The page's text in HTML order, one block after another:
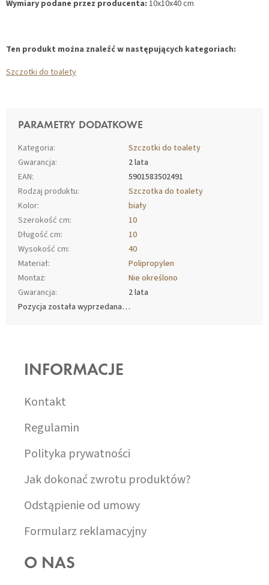
Wymiary podane przez producenta: 10x10x40 cm
Ten produkt można znaleźć w następujących kategoriach:
Szczotki do toalety
PARAMETRY DODATKOWE
Kategoria:
Szczotki do toalety
Gwarancja:
2 lata
EAN:
5901583502491
Rodzaj produktu:
Szczotka do toalety
Kolor:
biały
Szerokość cm:
10
Długość cm:
10
Wysokość cm:
40
Materiał:
Polipropylen
Montaż:
Nie określono
Gwarancja:
2 lata
Pozycja została wyprzedana…
INFORMACJE
Kontakt
Regulamin
Polityka prywatności
Jak dokonać zwrotu produktów?
Odstąpienie od umowy
Formularz reklamacyjny
O NAS